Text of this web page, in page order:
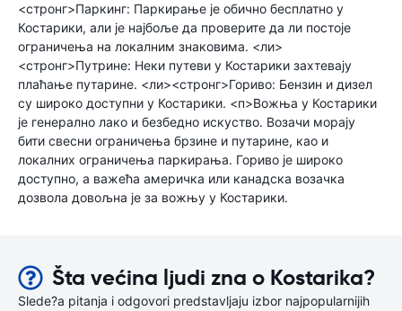
<стронг>Паркинг: Паркирање је обично бесплатно у
Костарики, али је најбоље да проверите да ли постоје
ограничења на локалним знаковима. <ли>
<стронг>Путрине: Неки путеви у Костарики захтевају
плаћање путарине. <ли><стронг>Гориво: Бензин и дизел
су широко доступни у Костарики. <п>Вожња у Костарики
је генерално лако и безбедно искуство. Возачи морају
бити свесни ограничења брзине и путарине, као и
локалних ограничења паркирања. Гориво је широко
доступно, а важећа америчка или канадска возачка
дозвола довољна је за вожњу у Костарики.
Šta većina ljudi zna o Kostarika?
Slede?a pitanja i odgovori predstavljaju izbor najpopularnijih